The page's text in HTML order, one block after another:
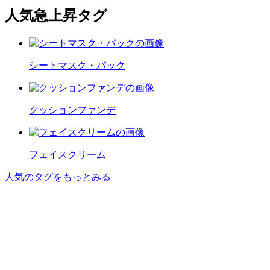
人気急上昇タグ
シートマスク・パック
クッションファンデ
フェイスクリーム
人気のタグをもっとみる